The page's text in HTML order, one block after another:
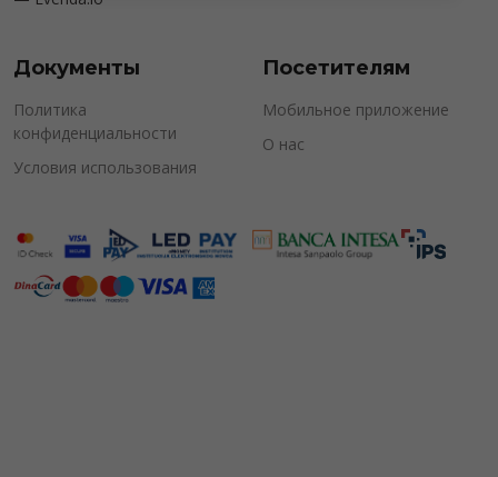
Документы
Политика
конфиденциальности
Условия использования
Посетителям
Мобильное приложение
О нас